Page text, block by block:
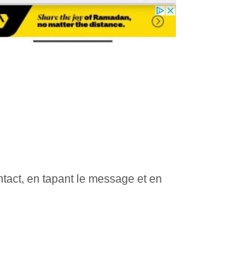
en tapant le message et en